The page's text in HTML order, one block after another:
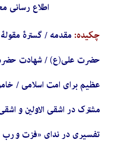
اطلاع رسانی
چکیده: مقدمه / گسترۀ
حضرت علی(ع) / شهادت
عظیم برای امت اسلامی /
مشترک در اشقى الاولين و
تفسیری در ندای «فزت و رب